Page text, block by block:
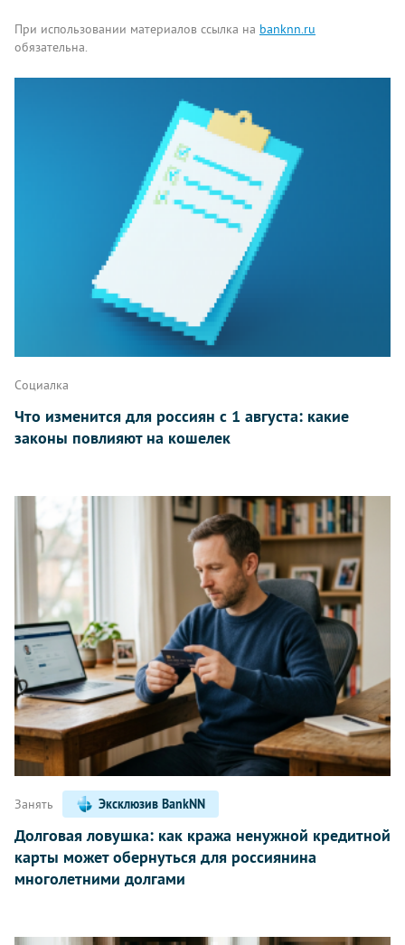
При использовании материалов ссылка на banknn.ru
обязательна.
Написать
Социалка
Что изменится для россиян с 1 августа: какие
законы повлияют на кошелек
Занять Эксклюзив BankNN
Долговая ловушка: как кража ненужной кредитной
карты может обернуться для россиянина
многолетними долгами